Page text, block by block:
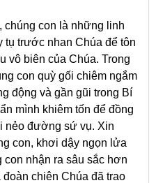
chúng con là những linh
tụ trước nhan Chúa để tôn
vô biên của Chúa. Trong
con quỳ gối chiêm ngắm
động và gần gũi trong Bí
mình khiêm tốn để đồng
nẻo đường sứ vụ. Xin
con, khơi dậy ngọn lửa
nhận ra sâu sắc hơn
chiên Chúa đã trao